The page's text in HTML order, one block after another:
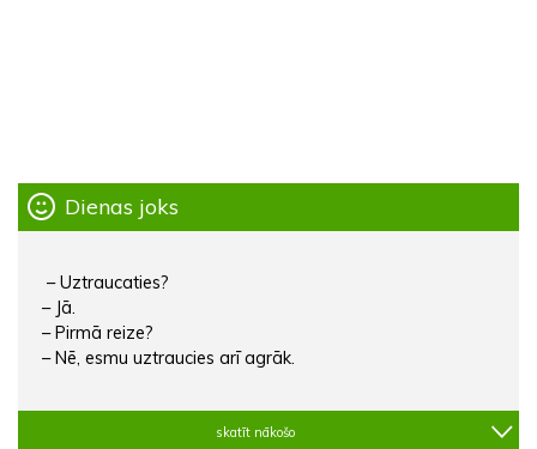
Dienas joks
– Uztraucaties?
– Jā.
– Pirmā reize?
– Nē, esmu uztraucies arī agrāk.
skatīt nākošo